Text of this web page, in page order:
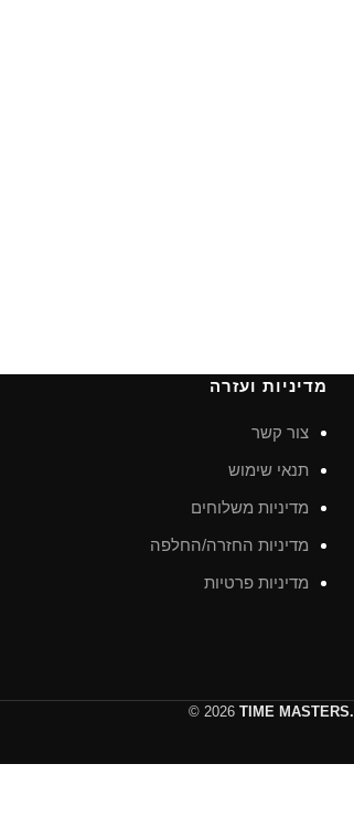
מדיניות ועזרה
צור קשר
תנאי שימוש
מדיניות משלוחים
מדיניות החזרה/החלפה
מדיניות פרטיות
© 2026 TIME MASTERS.